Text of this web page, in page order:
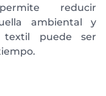
reducir
ambiental y
puede ser